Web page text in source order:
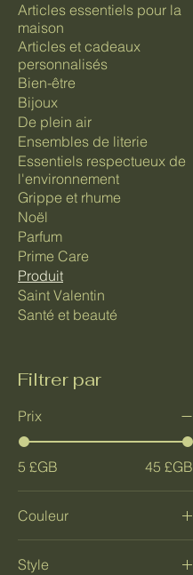
Articles essentiels pour la
maison
Articles et cadeaux
personnalisés
Bien-être
Bijoux
De plein air
Ensembles de literie
Essentiels respectueux de
l'environnement
Grippe et rhume
Noël
Parfum
Prime Care
Produit
Saint Valentin
Santé et beauté
Filtrer par
Prix
5 £GB 45 £GB
Couleur
Pierre de lune argentée
scintillante
Style